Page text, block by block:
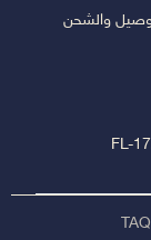
والشحن
FL-